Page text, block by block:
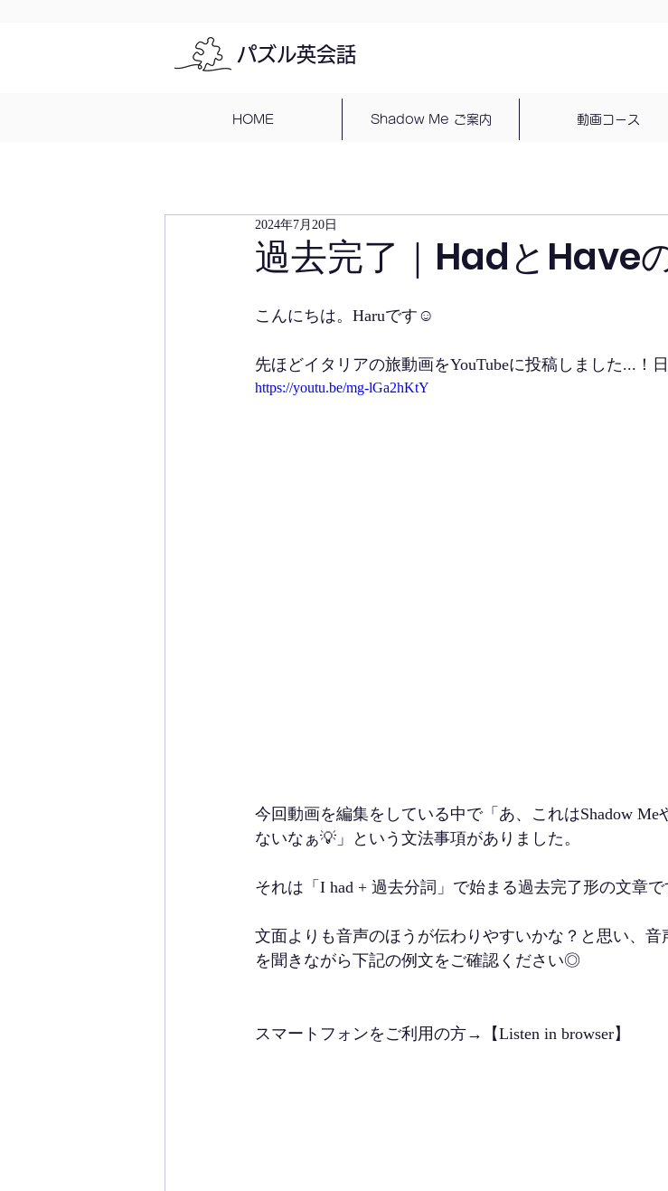
パズル英会話
HOME Shadow Me ご案内 動画コース
過去完了｜HadとHave
2024年7月20日
こんにちは。Haruです☺
先ほどイタリアの旅動画をYouTubeに投稿しました...！
https://youtu.be/mg-lGa2hKtY
今回動画を編集をしている中で「あ、これはShadow
ないなぁ💡」という文法事項がありました。
それは「I had + 過去分詞」で始まる過去完了形の文章で
文面よりも音声のほうが伝わりやすいかな？と思い、
を聞きながら下記の例文をご確認ください◎
スマートフォンをご利用の方→【Listen in browser】